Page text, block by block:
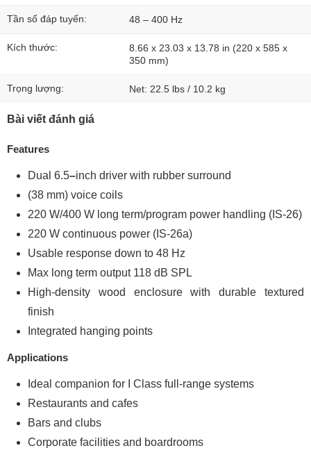
Tần số đáp tuyến: 48 – 400 Hz
Kích thước:
8.66 x 23.03 x 13.78 in (220 x 585 x
350 mm)
Trọng lượng: Net: 22.5 lbs / 10.2 kg
Bài viết đánh giá
Features
Dual 6.5–inch driver with rubber surround
(38 mm) voice coils
220 W/400 W long term/program power handling (IS-26)
220 W continuous power (IS-26a)
Usable response down to 48 Hz
Max long term output 118 dB SPL
High-density wood enclosure with durable textured
finish
Integrated hanging points
Applications
Ideal companion for I Class full-range systems
Restaurants and cafes
Bars and clubs
Corporate facilities and boardrooms